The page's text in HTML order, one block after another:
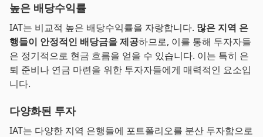
높은 배당수익률
IAT는 비교적 높은 배당수익률을 자랑합니다. 많은 지역 은
행들이 안정적인 배당금을 제공하므로, 이를 통해 투자자들
은 정기적으로 현금 흐름을 얻을 수 있습니다. 이는 특히 은
퇴 준비나 연금 마련을 위한 투자자들에게 매력적인 요소입
니다.
다양화된 투자
IAT는 다양한 지역 은행들에 포트폴리오를 분산 투자함으로